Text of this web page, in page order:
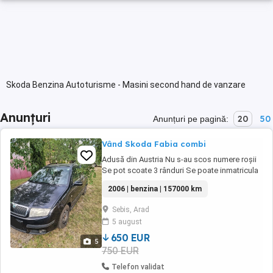
Skoda Benzina Autoturisme - Masini second hand de vanzare
Anunțuri Anunțuri pe pagină: 20 50
5
Vând Skoda Fabia combi
Adusă din Austria Nu s-au scos numere roșii
Se pot scoate 3 rânduri Se poate inmatricula
11.2005 Prima înmatriculare 04.2006 Interior
curat fără rupturi Motor 1.2 12 valve benzina
Distribuție pe lanț Aer condiționat (necesita
freon) Geamuri electrice ...
2006 | benzina | 157000 km
Sebis, Arad
5 august
650 EUR
750 EUR
Telefon validat